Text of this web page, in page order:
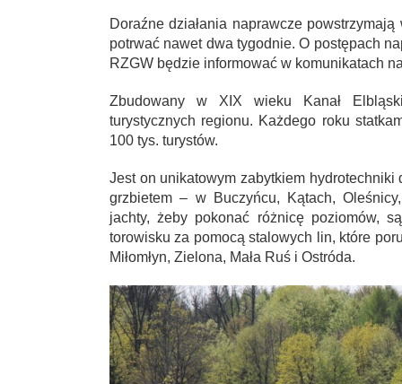
Doraźne działania naprawcze
potrwać nawet dwa tygodnie. O postępach
RZGW będzie informować w komunikatach
Zbudowany w XIX wieku Kanał
turystycznych regionu. Każdego roku
100 tys. turystów.
Jest on unikatowym zabytkiem
grzbietem – w Buczyńcu, Kątach,
jachty, żeby pokonać różnicę poziomów,
torowisku za pomocą stalowych lin, które
Miłomłyn, Zielona, Mała Ruś i Ostróda.